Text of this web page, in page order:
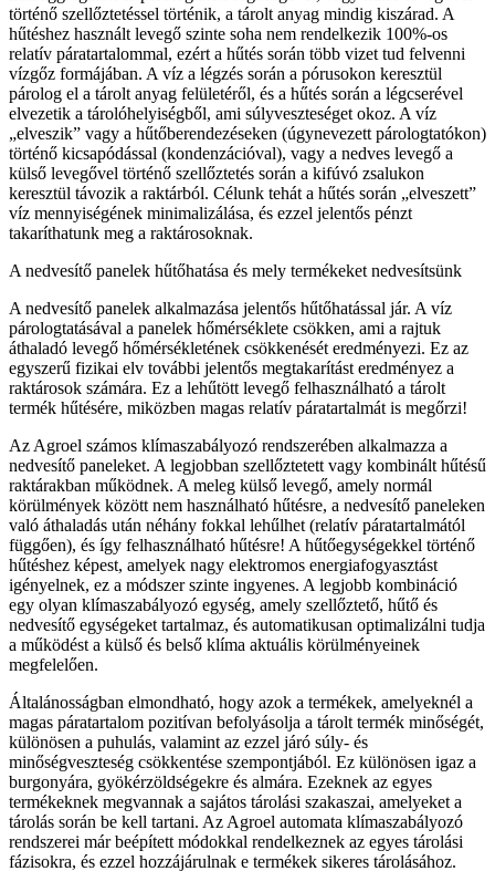
történő szellőztetéssel történik, a tárolt anyag mindig kiszárad. A
hűtéshez használt levegő szinte soha nem rendelkezik 100%-os
relatív páratartalommal, ezért a hűtés során több vizet tud felvenni
vízgőz formájában. A víz a légzés során a pórusokon keresztül
párolog el a tárolt anyag felületéről, és a hűtés során a légcserével
elvezetik a tárolóhelyiségből, ami súlyveszteséget okoz. A víz
„elveszik” vagy a hűtőberendezéseken (úgynevezett párologtatókon)
történő kicsapódással (kondenzációval), vagy a nedves levegő a
külső levegővel történő szellőztetés során a kifúvó zsalukon
keresztül távozik a raktárból. Célunk tehát a hűtés során „elveszett”
víz mennyiségének minimalizálása, és ezzel jelentős pénzt
takaríthatunk meg a raktárosoknak.
A nedvesítő panelek hűtőhatása és mely termékeket nedvesítsünk
A nedvesítő panelek alkalmazása jelentős hűtőhatással jár. A víz
párologtatásával a panelek hőmérséklete csökken, ami a rajtuk
áthaladó levegő hőmérsékletének csökkenését eredményezi. Ez az
egyszerű fizikai elv további jelentős megtakarítást eredményez a
raktárosok számára. Ez a lehűtött levegő felhasználható a tárolt
termék hűtésére, miközben magas relatív páratartalmát is megőrzi!
Az Agroel számos klímaszabályozó rendszerében alkalmazza a
nedvesítő paneleket. A legjobban szellőztetett vagy kombinált hűtésű
raktárakban működnek. A meleg külső levegő, amely normál
körülmények között nem használható hűtésre, a nedvesítő paneleken
való áthaladás után néhány fokkal lehűlhet (relatív páratartalmától
függően), és így felhasználható hűtésre! A hűtőegységekkel történő
hűtéshez képest, amelyek nagy elektromos energiafogyasztást
igényelnek, ez a módszer szinte ingyenes. A legjobb kombináció
egy olyan klímaszabályozó egység, amely szellőztető, hűtő és
nedvesítő egységeket tartalmaz, és automatikusan optimalizálni tudja
a működést a külső és belső klíma aktuális körülményeinek
megfelelően.
Általánosságban elmondható, hogy azok a termékek, amelyeknél a
magas páratartalom pozitívan befolyásolja a tárolt termék minőségét,
különösen a puhulás, valamint az ezzel járó súly- és
minőségveszteség csökkentése szempontjából. Ez különösen igaz a
burgonyára, gyökérzöldségekre és almára. Ezeknek az egyes
termékeknek megvannak a sajátos tárolási szakaszai, amelyeket a
tárolás során be kell tartani. Az Agroel automata klímaszabályozó
rendszerei már beépített módokkal rendelkeznek az egyes tárolási
fázisokra, és ezzel hozzájárulnak e termékek sikeres tárolásához.